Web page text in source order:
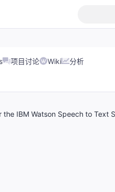
项目讨论 Wiki 分析
IBM Watson Speech to Text